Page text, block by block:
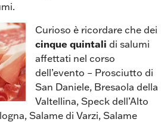
Curioso è ricordare che dei
cinque quintali di salumi
affettati nel corso
dell’evento – Prosciutto di
San Daniele, Bresaola della
Valtellina, Speck dell’Alto
Salame di Varzi, Salame